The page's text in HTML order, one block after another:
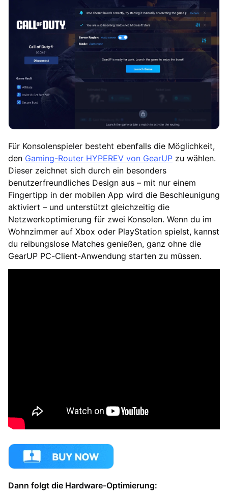
Für Konsolenspieler besteht ebenfalls die Möglichkeit,
den Gaming-Router HYPEREV von GearUP zu wählen.
Dieser zeichnet sich durch ein besonders
benutzerfreundliches Design aus – mit nur einem
Fingertipp in der mobilen App wird die Beschleunigung
aktiviert – und unterstützt gleichzeitig die
Netzwerkoptimierung für zwei Konsolen. Wenn du im
Wohnzimmer auf Xbox oder PlayStation spielst, kannst
du reibungslose Matches genießen, ganz ohne die
GearUP PC-Client-Anwendung starten zu müssen.
Dann folgt die Hardware-Optimierung: